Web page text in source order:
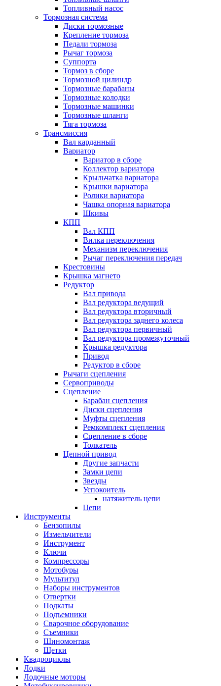
Топливный насос
Тормозная система
Диски тормозные
Крепление тормоза
Педали тормоза
Рычаг тормоза
Суппорта
Тормоз в сборе
Тормозной цилиндр
Тормозные барабаны
Тормозные колодки
Тормозные машинки
Тормозные шланги
Тяга тормоза
Трансмиссия
Вал карданный
Вариатор
Вариатор в сборе
Коллектор вариатора
Крыльчатка вариатора
Крышки вариатора
Ролики вариатора
Чашка опорная вариатора
Шкивы
КПП
Вал КПП
Вилка переключения
Механизм переключения
Рычаг переключения передач
Крестовины
Крышка магнето
Редуктор
Вал привода
Вал редуктора ведущий
Вал редуктора вторичный
Вал редуктора заднего колеса
Вал редуктора первичный
Вал редуктора промежуточный
Крышка редуктора
Привод
Редуктор в сборе
Рычаги сцепления
Сервоприводы
Сцепление
Барабан сцепления
Диски сцепления
Муфты сцепления
Ремкомплект сцепления
Сцепление в сборе
Толкатель
Цепной привод
Другие запчасти
Замки цепи
Звезды
Успокоитель
натяжитель цепи
Цепи
Инструменты
Бензопилы
Измельчители
Инструмент
Ключи
Компрессоры
Мотобуры
Мультитул
Наборы инструментов
Отвертки
Подкаты
Подъемники
Сварочное оборудование
Съемники
Шиномонтаж
Щетки
Квадроциклы
Лодки
Лодочные моторы